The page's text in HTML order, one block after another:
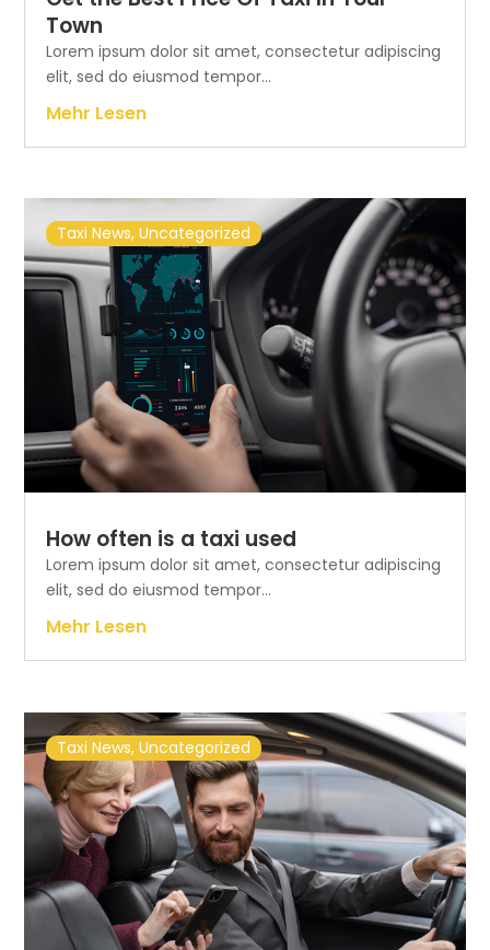
Town
Lorem ipsum dolor sit amet, consectetur adipiscing
elit, sed do eiusmod tempor...
Mehr Lesen
How often is a taxi used
Taxi News,Uncategorized
Lorem ipsum dolor sit amet, consectetur adipiscing
elit, sed do eiusmod tempor...
Mehr Lesen
Taxi News,Uncategorized